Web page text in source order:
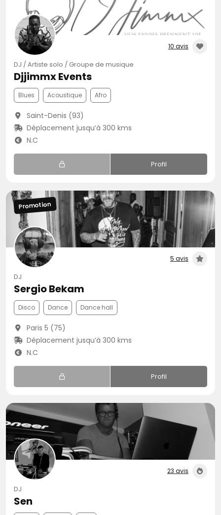
10 avis
DJ / Artiste solo / Groupe de musique
Djjimmx Events
Blues Acoustique Afro
Saint-Denis (93)
Déplacement jusqu’à 300 kms
N.C
Profil
5 avis
Promotion
DJ
Sergio Bekam
Disco Dance Dance hall
Paris 5 (75)
Déplacement jusqu’à 300 kms
N.C
Profil
23 avis
DJ
Sen